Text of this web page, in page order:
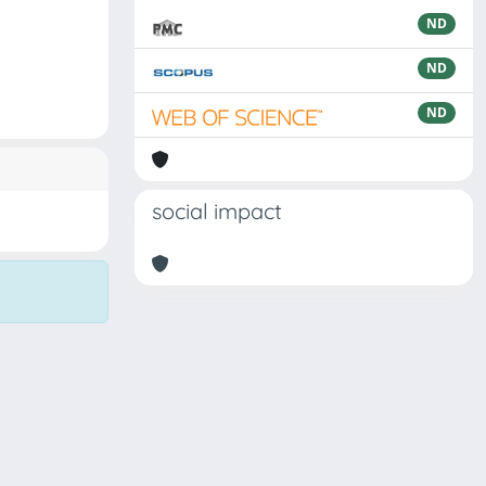
ND
ND
ND
social impact